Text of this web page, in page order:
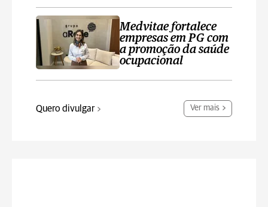
Medvitae fortalece
empresas em PG com
a promoção da saúde
ocupacional
Quero divulgar Ver mais